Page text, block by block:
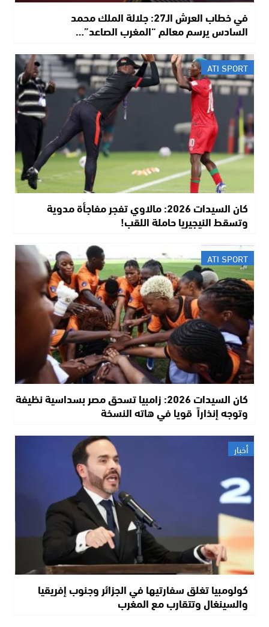
في خطاب العرش الـ27: جلالة الملك محمد
السادس يرسم معالم “المغرب الصاعد”…
ATI SPORT
كان السيدات 2026: مالاوي تفجر مفاجأة مدوية
وتسقط النيجيريا حاملة اللقب!
ATI SPORT
كان السيدات 2026: زامبيا تسحق مصر بسداسية نظيفة
وتوجه إنذاراً قويا في هاته النسخة
أخبار
كولومبيا تغلق سفارتيها في الجزائر وجنوب إفريقيا
والسينغال وتتقارب مع المغرب